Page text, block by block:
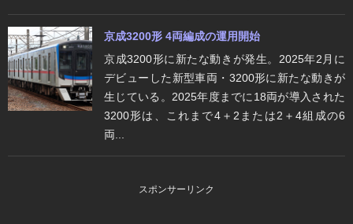
京成3200形 4両編成の運用開始
京成3200形に新たな動きが発生。2025年2月に
デビューした新型車両・3200形に新たな動きが
生じている。2025年度までに18両が導入された
3200形は、これまで4＋2または2＋4組成の6
両...
スポンサーリンク